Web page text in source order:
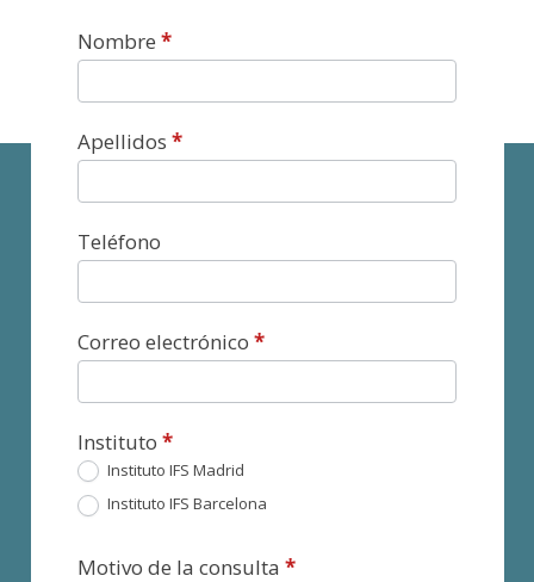
Contacto
Nombre*
Apellidos*
Teléfono
Correo electrónico*
Instituto*
Instituto IFS Madrid
Instituto IFS Barcelona
Motivo de la consulta*